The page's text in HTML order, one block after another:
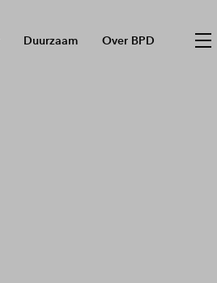
Duurzaam Over BPD